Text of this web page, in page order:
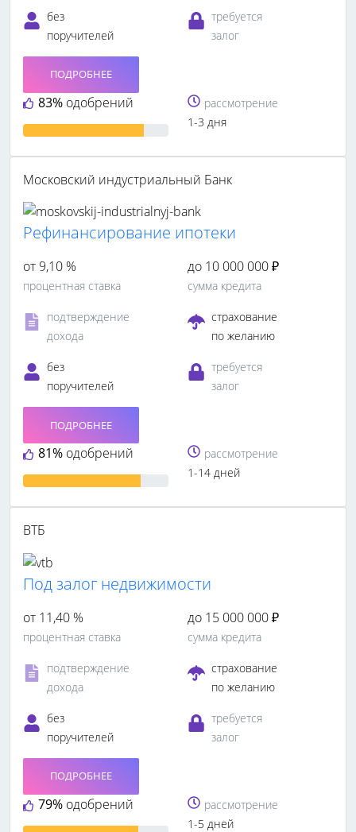
без
поручителей
требуется
залог
83% одобрений
ПОДРОБНЕЕ
рассмотрение
1-3 дня
Московский индустриальный Банк
Рефинансирование ипотеки
от 9,10 %
процентная ставка
до 10 000 000 ₽
сумма кредита
подтверждение
дохода
страхование
по желанию
без
поручителей
требуется
залог
81% одобрений
ПОДРОБНЕЕ
рассмотрение
1-14 дней
ВТБ
Под залог недвижимости
от 11,40 %
процентная ставка
до 15 000 000 ₽
сумма кредита
подтверждение
дохода
страхование
по желанию
без
поручителей
требуется
залог
79% одобрений
ПОДРОБНЕЕ
рассмотрение
1-5 дней